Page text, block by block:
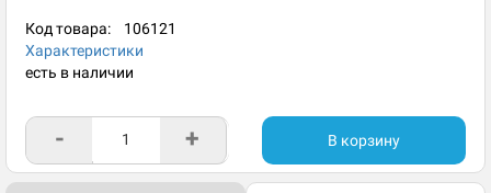
Код товара: 106121
Характеристики
есть в наличии
- + В корзину